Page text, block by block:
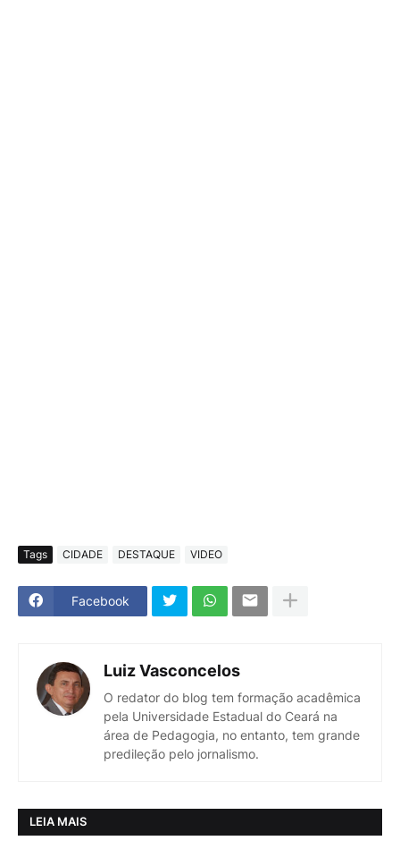
Tags CIDADE DESTAQUE VIDEO
Facebook
Luiz Vasconcelos
O redator do blog tem formação acadêmica
pela Universidade Estadual do Ceará na
área de Pedagogia, no entanto, tem grande
predileção pelo jornalismo.
LEIA MAIS